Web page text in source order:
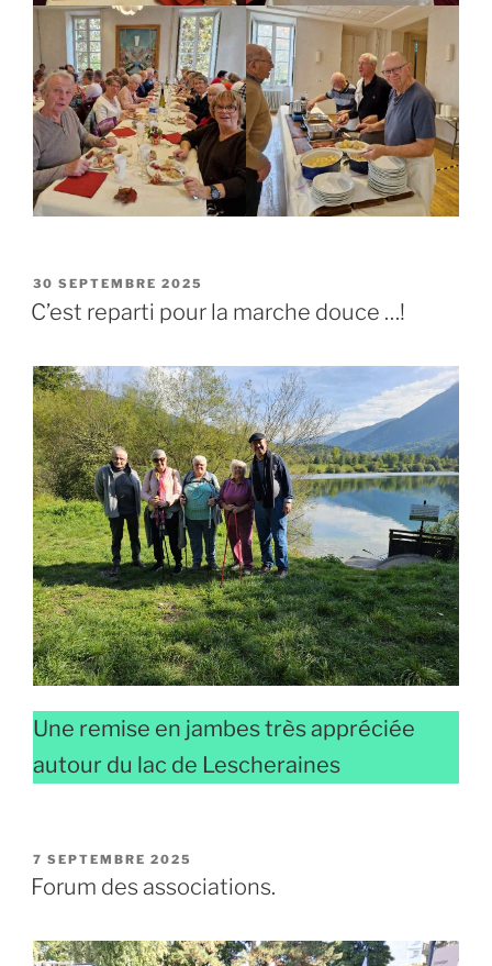
PUBLIÉ
LE
30 SEPTEMBRE 2025
C’est reparti pour la marche douce …!
Une remise en jambes très appréciée
autour du lac de Lescheraines
PUBLIÉ
LE
7 SEPTEMBRE 2025
Forum des associations.